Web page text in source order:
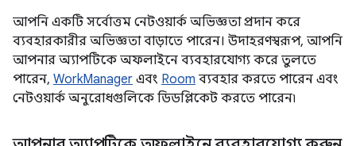
আপনি একটি সর্বোত্তম নেটওয়ার্ক অভিজ্ঞতা প্রদান করে
ব্যবহারকারীর অভিজ্ঞতা বাড়াতে পারেন। উদাহরণস্বরূপ, আপনি
আপনার অ্যাপটিকে অফলাইনে ব্যবহারযোগ্য করে তুলতে
পারেন, WorkManager এবং Room ব্যবহার করতে পারেন এবং
নেটওয়ার্ক অনুরোধগুলিকে ডিডপ্লিকেট করতে পারেন৷